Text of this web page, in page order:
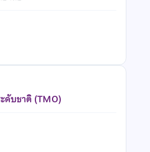
ดับชาติ (TMO)